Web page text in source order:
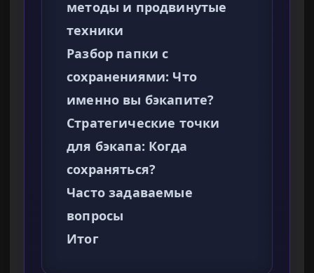
методы и продвинутые
техники
Разбор папки с
сохранениями: Что
именно вы бэкапите?
Стратегические точки
для бэкапа: Когда
сохраняться?
Часто задаваемые
вопросы
Итог